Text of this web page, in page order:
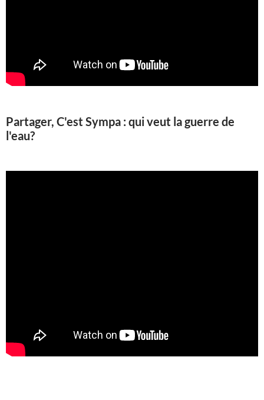
Partager, C'est Sympa : qui veut la guerre de
l'eau?